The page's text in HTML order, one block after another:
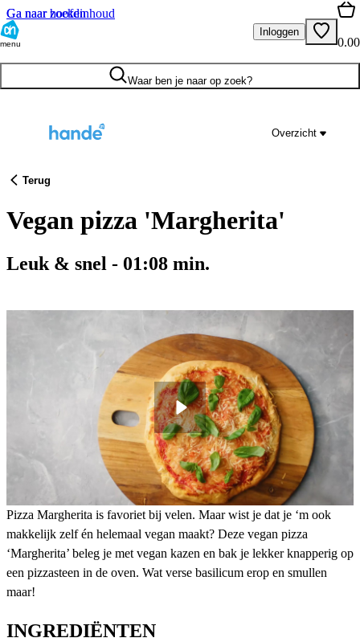
Ga naar hoofdinhoud
Ga naar zoeken
menu
Inloggen
0.00
Waar ben je naar op zoek?
Overzicht
Terug
Vegan pizza 'Margherita'
Leuk & snel - 01:08 min.
Pizza Margherita is favoriet bij velen. Maar wist je dat je ‘m ook
makkelijk zelf én helemaal vegan maakt? Deze vegan pizza
‘Margherita’ beleg je met vegan kazen en bak je lekker knapperig op
een pizzasteen in de oven. Wat verse basilicum erop en smullen
maar!
INGREDIËNTEN